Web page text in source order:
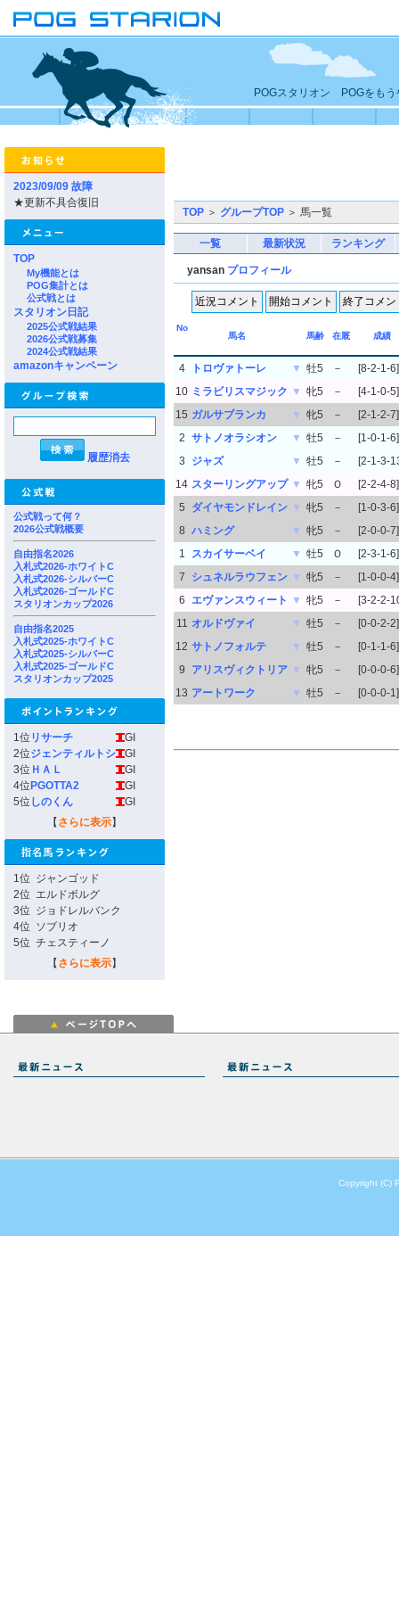
POGスタリオン POGをもう
2023/09/09 故障
★更新不具合復旧
TOP
My機能とは
POG集計とは
公式戦とは
スタリオン日記
2025公式戦結果
2026公式戦募集
2024公式戦結果
amazonキャンペーン
履歴消去
公式戦って何？
2026公式戦概要
自由指名2026
入札式2026-ホワイトC
入札式2026-シルバーC
入札式2026-ゴールドC
スタリオンカップ2026
自由指名2025
入札式2025-ホワイトC
入札式2025-シルバーC
入札式2025-ゴールドC
スタリオンカップ2025
1位 リサーチ
GI
2位ジェンティルトシ
GI
3位 ＨＡＬ
GI
4位 PGOTTA2
GI
5位 しのくん
GI
【 さらに表示】
1位 ジャンゴッド
2位 エルドボルグ
3位 ジョドレルバンク
4位 ソブリオ
5位 チェスティーノ
【 さらに表示】
TOP ＞ グループTOP ＞ 馬一覧
一覧 最新状況 ランキング
yansan プロフィール
No
馬名
馬齢 在厩 成績
4 トロヴァトーレ ▼ 牡5 －
[8-2-1-6]
10 ミラビリスマジック ▼ 牝5 －
[4-1-0-5]
15 ガルサブランカ ▼ 牝5 －
[2-1-2-7]
2 サトノオラシオン ▼ 牡5 －
[1-0-1-6]
3
ジャズ ▼ 牡5 －
[2-1-3-
14 スターリングアップ ▼ 牝5 Ｏ
[2-2-4-8]
5
ダイヤモンドレイン ▼ 牝5 －
[1-0-3-6]
8 ハミング ▼ 牝5 －
[2-0-0-7]
1
スカイサーベイ ▼ 牡5 Ｏ
[2-3-1-6]
7
シュネルラウフェン ▼ 牝5 －
[1-0-0-4]
6
エヴァンスウィート ▼ 牝5 －
[3-2-2-
11 オルドヴァイ ▼ 牡5 －
[0-0-2-2]
12 サトノフォルテ ▼ 牡5 －
[0-1-1-6]
9
アリスヴィクトリア ▼ 牝5 －
[0-0-0-6]
13 アートワーク ▼ 牡5 － [0-0-0-1]
Copyright (C)